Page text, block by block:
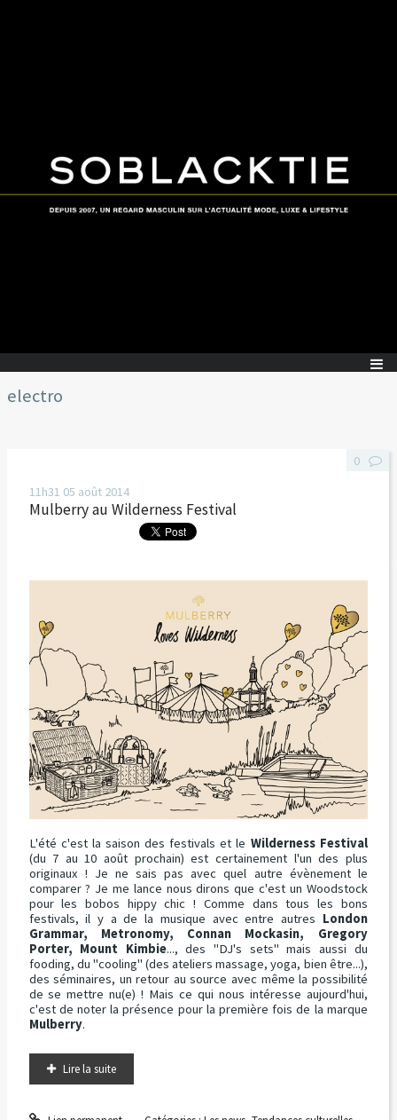
electro
11h31 05 août 2014
Mulberry au Wilderness Festival
L'été c'est la saison des festivals et le Wilderness Festival
(du 7 au 10 août prochain) est certainement l'un des plus
originaux ! Je ne sais pas avec quel autre évènement le
comparer ? Je me lance nous dirons que c'est un Woodstock
pour les bobos hippy chic ! Comme dans tous les bons
festivals, il y a de la musique avec entre autres London
Grammar, Metronomy, Connan Mockasin, Gregory
Porter, Mount Kimbie..., des "DJ's sets" mais aussi du
fooding, du "cooling" (des ateliers massage, yoga, bien être...),
des séminaires, un retour au source avec même la possibilité
de se mettre nu(e) ! Mais ce qui nous intéresse aujourd'hui,
c'est de noter la présence pour la première fois de la marque
Mulberry.
Lire la suite
0